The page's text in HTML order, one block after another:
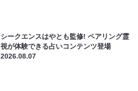
シークエンスはやとも監修! ペアリング霊
視が体験できる占いコンテンツ登場
2026.08.07